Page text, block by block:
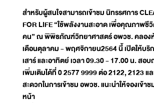
สำหรับผู้สนใจสามารถเข้าชม นิทรรศการ
FOR LIFE “ใช้พลังงานสะอาด เพื่อคุณภาพชี
คน” ณ พิพิธภัณฑ์วิทยาศาสตร์ อพวช. คลอง
เดือนตุลาคม - พฤศจิกายน2564 นี้ เปิดให้บริ
เสาร์ และอาทิตย์ เวลา 09.30 - 17.00 น. สอ
เพิ่มเติมได้ที่ 0 2577 9999 ต่อ 2122, 2123 แ
สะดวกในการเข้าชม อพวช. แนะนำให้จองเข้
หน้า